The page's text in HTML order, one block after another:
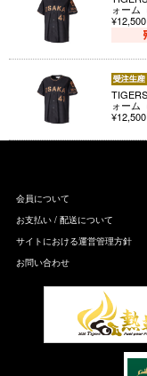
ォーム
¥12,500
ォーム
¥12,500
会員について
お支払い / 配送について
サイトにおける運営管理方針
お問い合わせ